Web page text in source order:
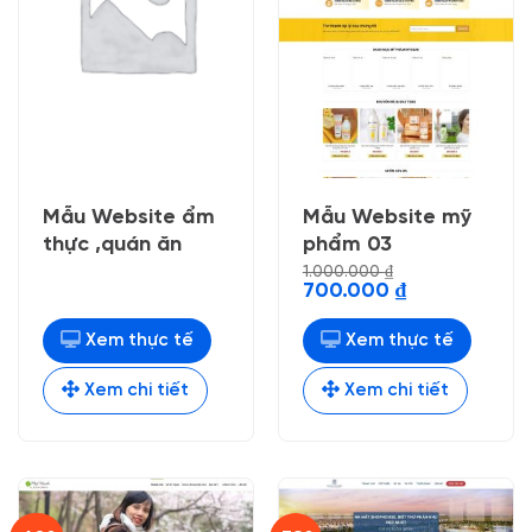
Mẫu Website ẩm
thực ,quán ăn
Xem thực tế
Xem chi tiết
Mẫu Website mỹ
phẩm 03
1.000.000₫
Giá
là:
1.000.000 ₫.
700.000 ₫Giá
hiện
tại
là:
700.000 ₫.
Xem thực tế
Xem chi tiết